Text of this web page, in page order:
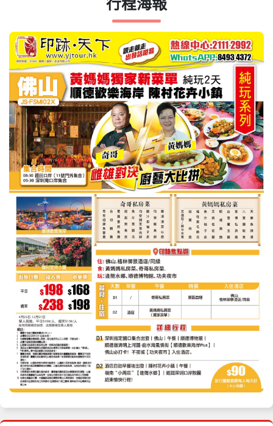
$198 $168
$238
09月13日
星期日 $198 $168
收客中
09月14日
星期一 $198 $168
收客中
09月16日
星期三 $198 $168
收客中
09月19日
星期六 $238 $198
收客中
09月20日
星期日 $198 $168
收客中
09月21日
星期一 $198 $168
收客中
09月23日
星期三 $198 $168
收客中
09月26日
星期六 $238 $198
收客中
09月27日
星期日 $198 $168
收客中
09月28日
星期一 $198 $168
收客中
09月30日
星期三 $198